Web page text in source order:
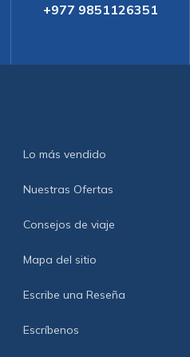
+977 9851126351
Lo más vendido
Nuestras Ofertas
Consejos de viaje
Mapa del sitio
Escribe una Reseña
Escríbenos